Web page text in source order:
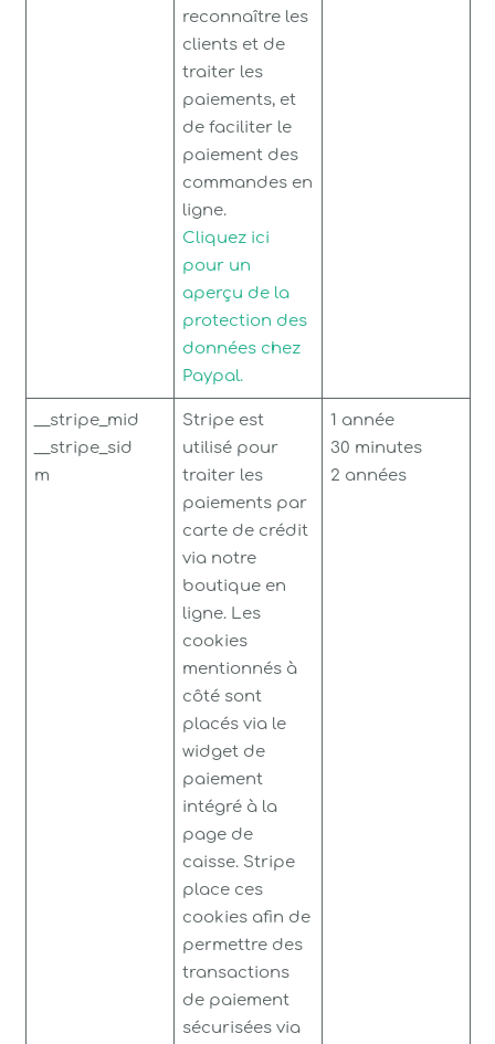
reconnaître les
clients et de
traiter les
paiements, et
de faciliter le
paiement des
commandes en
ligne.
Cliquez ici
pour un
aperçu de la
protection des
données chez
Paypal.
__stripe_mid
__stripe_sid
m
Stripe est
utilisé pour
traiter les
paiements par
carte de crédit
via notre
boutique en
ligne. Les
cookies
mentionnés à
côté sont
placés via le
widget de
paiement
intégré à la
page de
caisse. Stripe
place ces
cookies afin de
permettre des
transactions
de paiement
sécurisées via
1 année
30 minutes
2 années